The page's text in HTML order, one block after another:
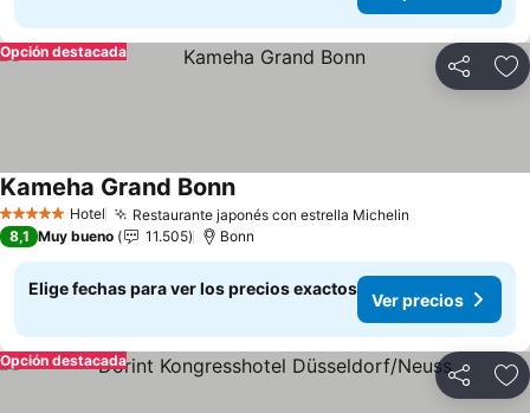
Compartir
Opción destacada
5 Estrellas Hotel Restaurante japonés con estrella Michelin
Kameha Grand Bonn
8,1 Muy bueno 11.505 Bonn
Elige fechas para ver los precios exactos
Ver precios
Compartir
Opción destacada